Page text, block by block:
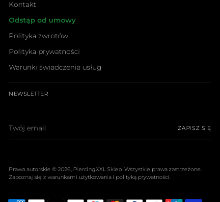
Kontakt
Odstąp od umowy
Polityka zwrotów
Polityka prywatności
Warunki świadczenia usług
NEWSLETTER
email
ZAPISZ SIĘ
Prawa autorskie © 2026, PiercingXXL Sklep. Wszystkie prawa zastrzeżone.
Zapoznaj się z warunkami użytkowania i polityką prywatności.